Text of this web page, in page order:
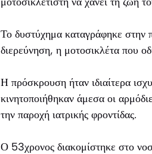
Το δυστύχημα καταγράφηκε στην
διερεύνηση, η μοτοσικλέτα που
Η πρόσκρουση ήταν ιδιαίτερα
κινητοποιήθηκαν άμεσα οι
την παροχή ιατρικής φροντίδας.
Ο 53χρονος διακομίστηκε στο